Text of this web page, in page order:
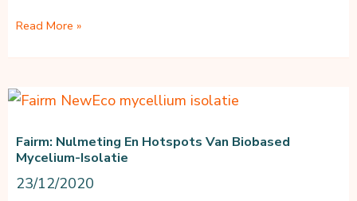
BuurtTransform:
voor
Read More »
Fairm: Nulmeting En Hotspots Van Biobased
Mycelium-Isolatie
23/12/2020